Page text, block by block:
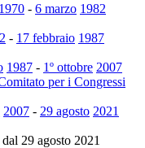
1970 - 6 marzo 1982
- 17 febbraio 1987
1987 - 1º ottobre 2007
per i Congressi
2007 - 29 agosto 2021
dal 29 agosto 2021